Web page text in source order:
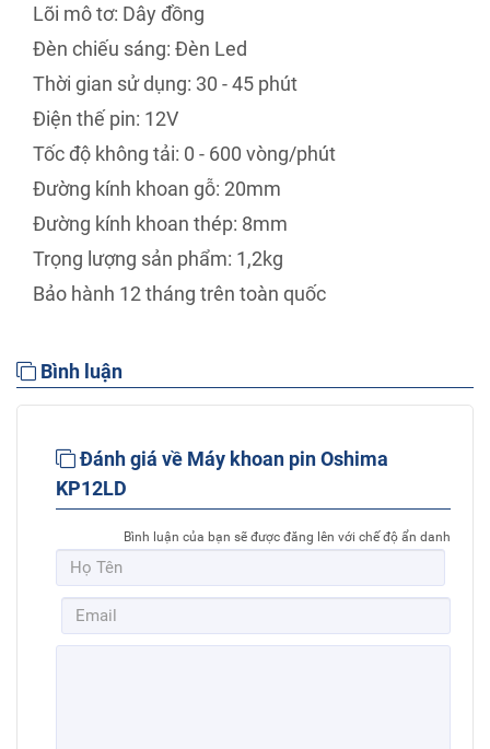
Lõi mô tơ: Dây đồng
Đèn chiếu sáng: Đèn Led
Thời gian sử dụng: 30 - 45 phút
Điện thế pin: 12V
Tốc độ không tải: 0 - 600 vòng/phút
Đường kính khoan gỗ: 20mm
Đường kính khoan thép: 8mm
Trọng lượng sản phẩm: 1,2kg
Bảo hành 12 tháng trên toàn quốc
Bình luận
Đánh giá về Máy khoan pin Oshima
KP12LD
Bình luận của bạn sẽ được đăng lên với chế độ ẩn danh